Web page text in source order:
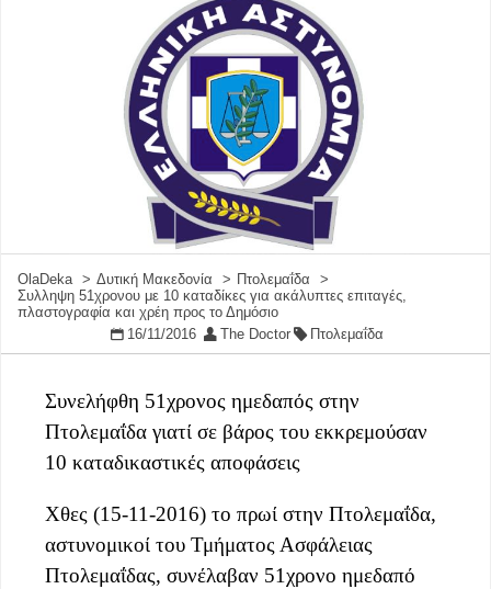
OlaDeka Δυτική Μακεδονία
Πτολεμαΐδα
Συλληψη 51χρονου με 10 καταδίκες για ακάλυπτες επιταγές,
πλαστογραφία και χρέη προς το Δημόσιο
16/11/2016
The Doctor Πτολεμαΐδα
Συνελήφθη 51χρονος ημεδαπός στην
Πτολεμαΐδα γιατί σε βάρος του εκκρεμούσαν
10 καταδικαστικές αποφάσεις
Χθες (15-11-2016) το πρωί στην Πτολεμαΐδα,
αστυνομικοί του Τμήματος Ασφάλειας
Πτολεμαΐδας, συνέλαβαν 51χρονο ημεδαπό